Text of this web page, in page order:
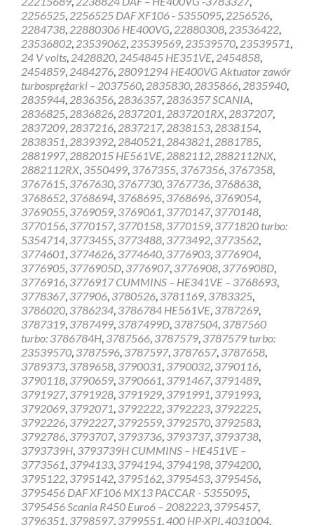
2256525, 2256525 DAF XF106 - 5355095, 2256526,
2284738, 22880306 HE400VG, 22880308, 23536422,
23536802, 23539062, 23539569, 23539570, 23539571,
24 V volts, 2428820, 2454845 HE351VE, 2454858,
2454859, 2484276, 28091294 HE400VG Aktuator zawór
turbosprężarki – 2037560, 2835830, 2835866, 2835940,
2835944, 2836356, 2836357, 2836357 SCANIA,
2836825, 2836826, 2837201, 2837201RX, 2837207,
2837209, 2837216, 2837217, 2838153, 2838154,
2838351, 2839392, 2840521, 2843821, 2881785,
2881997, 2882015 HE561VE, 2882112, 2882112NX,
2882112RX, 3550499, 3767355, 3767356, 3767358,
3767615, 3767630, 3767730, 3767736, 3768638,
3768652, 3768694, 3768695, 3768696, 3769054,
3769055, 3769059, 3769061, 3770147, 3770148,
3770156, 3770157, 3770158, 3770159, 3771820 turbo:
5354714, 3773455, 3773488, 3773492, 3773562,
3774601, 3774626, 3774640, 3776903, 3776904,
3776905, 3776905D, 3776907, 3776908, 3776908D,
3776916, 3776917 CUMMINS – HE341VE – 3768693,
3778367, 377906, 3780526, 3781169, 3783325,
3786020, 3786234, 3786784 HE561VE, 3787269,
3787319, 3787499, 3787499D, 3787504, 3787560
turbo: 3786784H, 3787566, 3787579, 3787579 turbo:
23539570, 3787596, 3787597, 3787657, 3787658,
3789373, 3789658, 3790031, 3790032, 3790116,
3790118, 3790659, 3790661, 3791467, 3791489,
3791927, 3791928, 3791929, 3791991, 3791993,
3792069, 3792071, 3792222, 3792223, 3792225,
3792226, 3792227, 3792559, 3792570, 3792583,
3792786, 3793707, 3793736, 3793737, 3793738,
3793739H, 3793739H CUMMINS – HE451VE –
3773561, 3794133, 3794194, 3794198, 3794200,
3795122, 3795142, 3795162, 3795453, 3795456,
3795456 DAF XF106 MX13 PACCAR - 5355095,
3795456 Scania R450 Euro6 – 2082223, 3795457,
3796351, 3798597, 3799551,400 HP-XPI,4031004,